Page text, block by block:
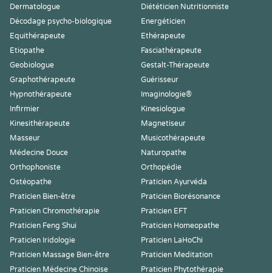
Dermatologue
Diététicien Nutritionniste
Décodage psycho-biologique
Energéticien
Equithérapeute
Ethérapeute
Etiopathe
Fasciathérapeute
Geobiologue
Gestalt-Thérapeute
Graphothérapeute
Guérisseur
Hypnothérapeute
Imaginologie®
Infirmier
Kinesiologue
Kinesithérapeute
Magnetiseur
Masseur
Musicothérapeute
Médecine Douce
Naturopathe
Orthophoniste
Orthopédie
Ostéopathe
Praticien Ayurvéda
Praticien Bien-être
Praticien Biorésonance
Praticien Chromothérapie
Praticien EFT
Praticien Feng Shui
Praticien Homeopathe
Praticien Iridologie
Praticien LaHoChi
Praticien Massage Bien-être
Praticien Meditation
Praticien Médecine Chinoise
Praticien Phytothérapie